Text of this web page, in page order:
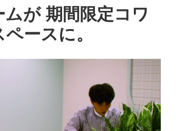
が 期間限定コワ
ースに。